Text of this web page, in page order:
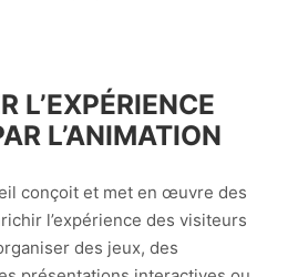
L’EXPÉRIENCE
L’ANIMATION
conçoit et met en œuvre des
l’expérience des visiteurs
des jeux, des